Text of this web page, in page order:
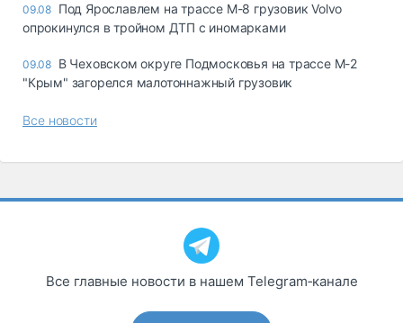
09.08 Под Ярославлем на трассе М-8 грузовик Volvo
опрокинулся в тройном ДТП с иномарками
09.08 В Чеховском округе Подмосковья на трассе М-2
"Крым" загорелся малотоннажный грузовик
Все новости
Все главные новости в нашем Telegram‑канале